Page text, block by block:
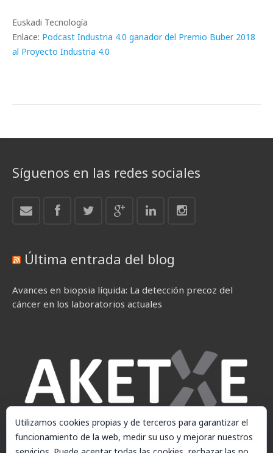
Euskadi Tecnología
Enlace: Podcast Industria 4.0 ganador del Premio Buber 2018
al Proyecto Industria 4.0
Síguenos en las redes sociales
Última entrada del blog
Avances en biopsia líquida: La detección precoz del
cáncer en los laboratorios actuales
Utilizamos cookies propias y de terceros para garantizar el
funcionamiento de la web, medir su uso y mejorar nuestros